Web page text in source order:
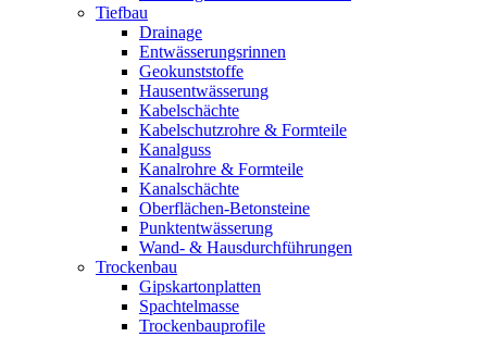
Tiefbau
Drainage
Entwässerungsrinnen
Geokunststoffe
Hausentwässerung
Kabelschächte
Kabelschutzrohre & Formteile
Kanalguss
Kanalrohre & Formteile
Kanalschächte
Oberflächen-Betonsteine
Punktentwässerung
Wand- & Hausdurchführungen
Trockenbau
Gipskartonplatten
Spachtelmasse
Trockenbauprofile